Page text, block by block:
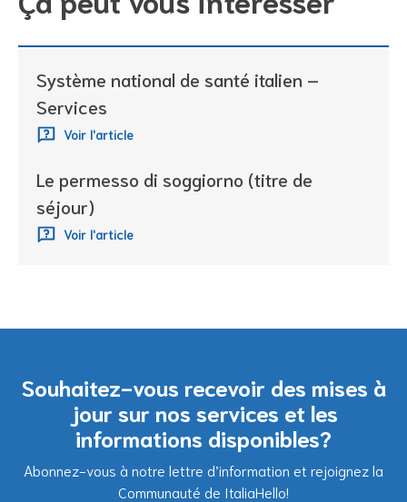
Système national de santé italien –
Services
Voir l'article
Le permesso di soggiorno (titre de
séjour)
Voir l'article
Souhaitez-vous recevoir des mises à
jour sur nos services et les
informations disponibles?
Abonnez-vous à notre lettre d’information et rejoignez la
Communauté de ItaliaHello!